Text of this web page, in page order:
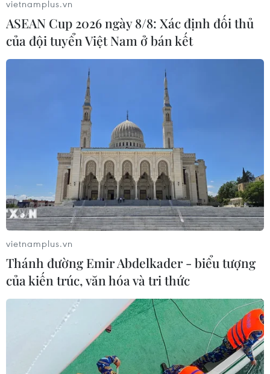
Dự án cao tốc Biên Hòa-Vũng Tàu liệu có
về đích vào cuối năm nay?
11/03/2025 02:20
Hai trong tổng số 3 dự án thành phần của đường bộ
cao tốc Biên Hòa-Vũng Tàu đang bị chậm tiến độ và
nếu các địa phương không vào cuộc quyết liệt thì công
trình khó về đích vào cuối năm nay.
vietnamplus.vn
ASEAN Cup 2026 ngày 8/8: Xác định đối thủ
của đội tuyển Việt Nam ở bán kết
vietnamplus.vn
Thánh đường Emir Abdelkader - biểu tượng
của kiến trúc, văn hóa và tri thức